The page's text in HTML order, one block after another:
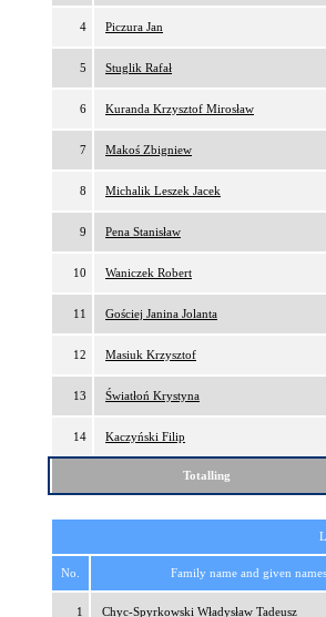
4 Piczura Jan
5 Stuglik Rafał
6 Kuranda Krzysztof Mirosław
7 Makoś Zbigniew
8 Michalik Leszek Jacek
9 Pena Stanisław
10 Waniczek Robert
11 Gościej Janina Jolanta
12 Masiuk Krzysztof
13 Światłoń Krystyna
14 Kaczyński Filip
Totalling
No. Family name and given names
1 Chyc-Spyrkowski Władysław Tadeusz